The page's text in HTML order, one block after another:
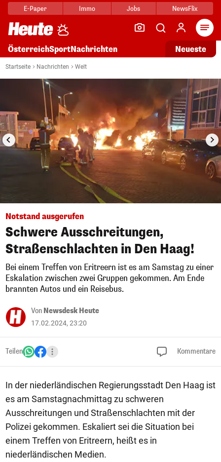
E-Paper Immo Jobs NewsFlix
ÖsterreichSportNachrichten Neueste
Startseite Nachrichten Welt
1/11
Notstand ausgerufen
Schwere Ausschreitungen,
Straßenschlachten in Den Haag!
Bei einem Treffen von Eritreern ist es am Samstag zu einer
Eskalation zwischen zwei Gruppen gekommen. Am Ende
brannten Autos und ein Reisebus.
Von Newsdesk Heute
17.02.2024, 23:20
Teilen Kommentare
In der niederländischen Regierungsstadt Den Haag ist
es am Samstagnachmittag zu schweren
Ausschreitungen und Straßenschlachten mit der
Polizei gekommen. Eskaliert sei die Situation bei
einem Treffen von Eritreern, heißt es in
niederländischen Medien.